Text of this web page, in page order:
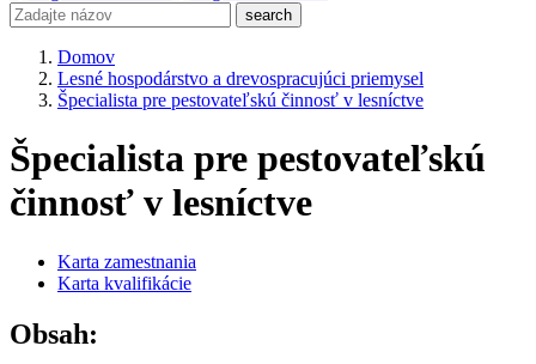
search
Domov
Lesné hospodárstvo a drevospracujúci priemysel
Špecialista pre pestovateľskú činnosť v lesníctve
Špecialista pre pestovateľskú
činnosť v lesníctve
Karta zamestnania
Karta kvalifikácie
Obsah: